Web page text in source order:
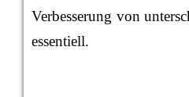
Verbesserung von
essentiell.